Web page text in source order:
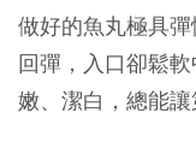
做好的魚丸極具
回彈，入口卻鬆
嫩、潔白，總能讓